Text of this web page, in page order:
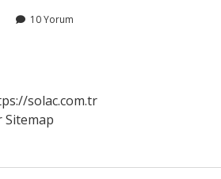
10 Yorum
solac.com.tr
Sitemap